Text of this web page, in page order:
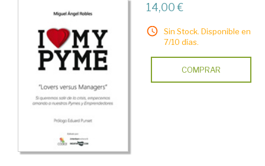
14,00 €
Sin Stock. Disponible en
7/10 días.
COMPRAR